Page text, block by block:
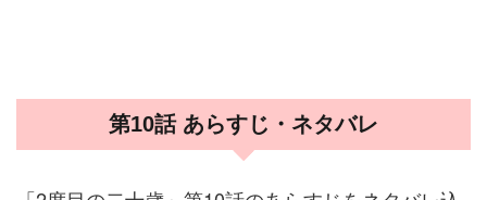
第10話 あらすじ・ネタバレ